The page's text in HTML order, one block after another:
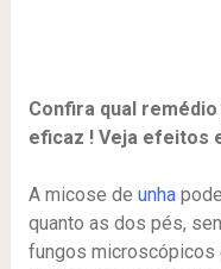
Confira qual
eficaz ! Veja efeitos
A micose de unha
quanto as dos pés,
fungos microscópicos